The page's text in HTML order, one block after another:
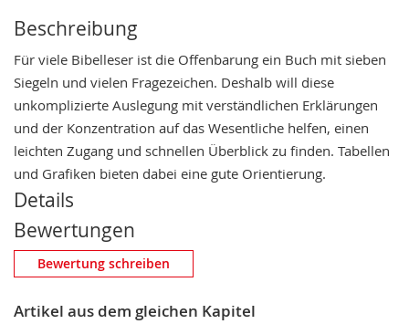
Beschreibung
Für viele Bibelleser ist die Offenbarung ein Buch mit sieben
Siegeln und vielen Fragezeichen. Deshalb will diese
unkomplizierte Auslegung mit verständlichen Erklärungen
und der Konzentration auf das Wesentliche helfen, einen
leichten Zugang und schnellen Überblick zu finden. Tabellen
und Grafiken bieten dabei eine gute Orientierung.
Details
Bewertungen
Eigene Bewertung schreiben
Nickname
Bewertung schreiben
Artikel aus dem gleichen Kapitel